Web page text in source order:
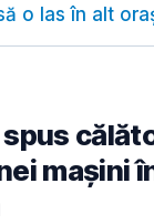
o las în alt
spus
mașini